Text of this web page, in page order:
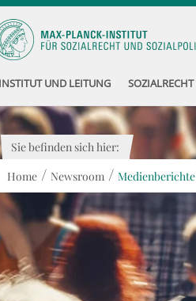
INSTITUT UND LEITUNG SOZIALRECHT
Sie befinden sich hier:
Home / Newsroom / Medienberichte